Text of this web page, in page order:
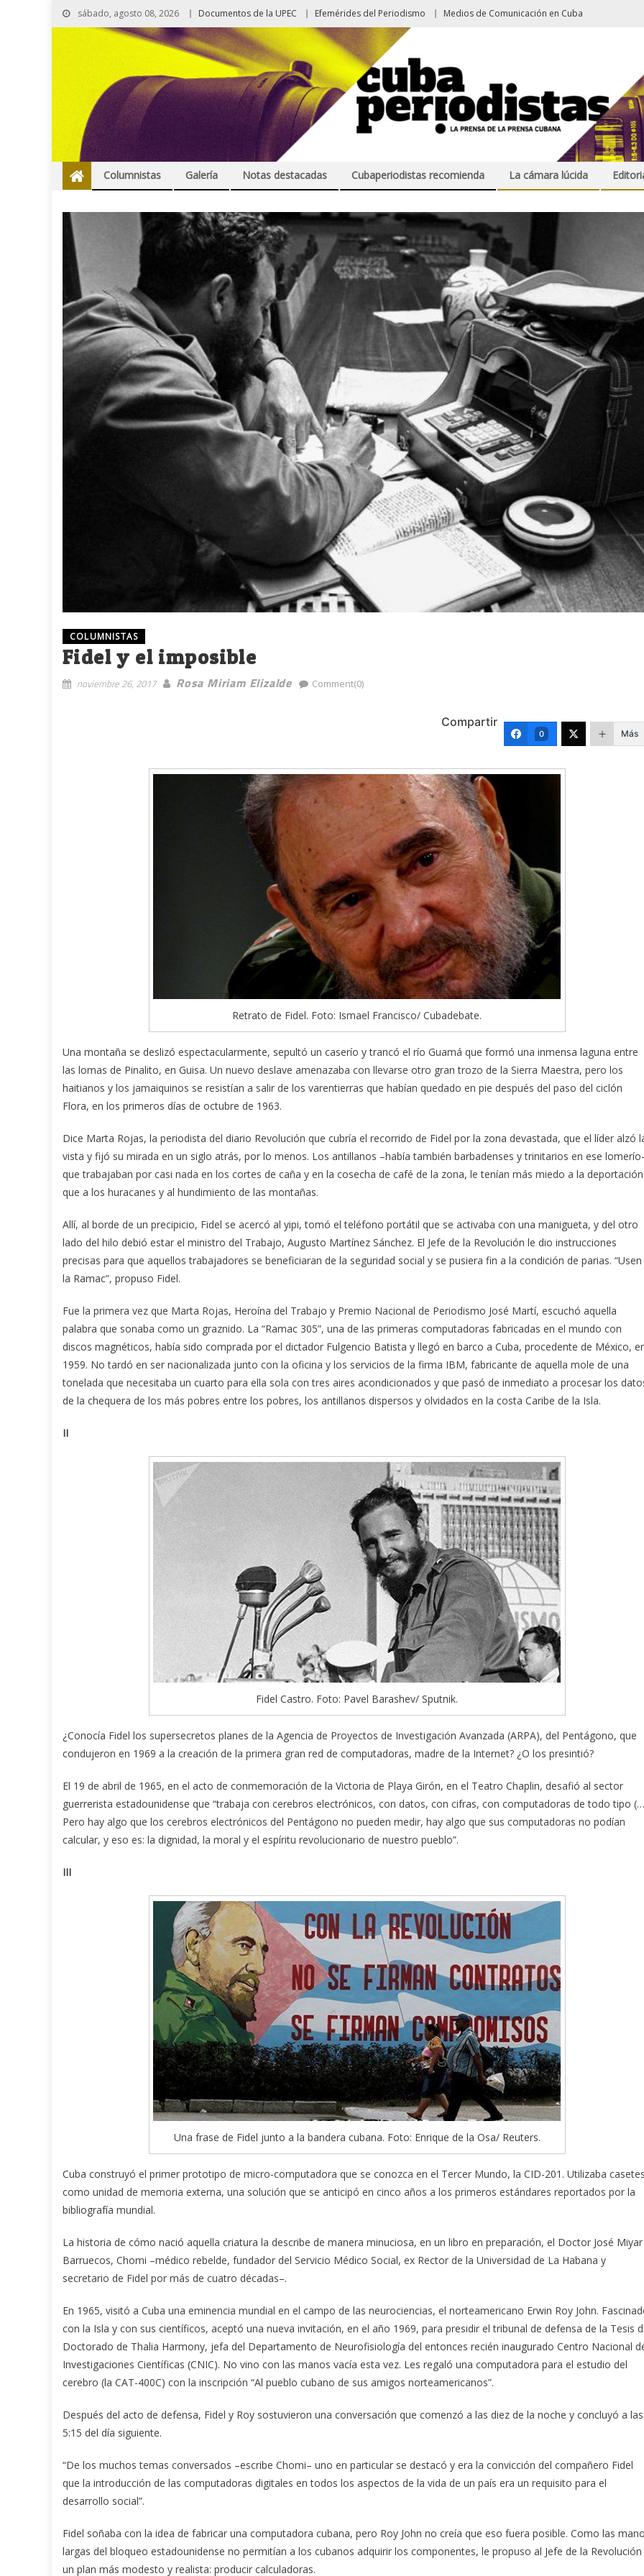
sábado, agosto 08, 2026 Documentos de la UPEC Efemérides del Periodismo Medios de Comunicación en Cuba
Columnistas Galería Notas destacadas Cubaperiodistas recomienda La cámara lúcida
COLUMNISTAS
Fidel y el imposible
noviembre 26, 2017 Rosa Miriam Elizalde Comment(0)
Compartir
0 Más
Retrato de Fidel. Foto: Ismael Francisco/ Cubadebate.
Una montaña se deslizó espectacularmente, sepultó un caserío y trancó el río Guamá que formó una inmensa laguna entre
las lomas de Pinalito, en Guisa. Un nuevo deslave amenazaba con llevarse otro gran trozo de la Sierra Maestra, pero los
haitianos y los jamaiquinos se resistían a salir de los varentierras que habían quedado en pie después del paso del ciclón
Flora, en los primeros días de octubre de 1963.
Dice Marta Rojas, la periodista del diario Revolución que cubría el recorrido de Fidel por la zona devastada, que el líder alzó
vista y fijó su mirada en un siglo atrás, por lo menos. Los antillanos –había también barbadenses y trinitarios en ese
que trabajaban por casi nada en los cortes de caña y en la cosecha de café de la zona, le tenían más miedo a la deportación
que a los huracanes y al hundimiento de las montañas.
Allí, al borde de un precipicio, Fidel se acercó al yipi, tomó el teléfono portátil que se activaba con una manigueta, y del otro
lado del hilo debió estar el ministro del Trabajo, Augusto Martínez Sánchez. El Jefe de la Revolución le dio instrucciones
precisas para que aquellos trabajadores se beneficiaran de la seguridad social y se pusiera fin a la condición de parias. “Usen
la Ramac”, propuso Fidel.
Fue la primera vez que Marta Rojas, Heroína del Trabajo y Premio Nacional de Periodismo José Martí, escuchó aquella
palabra que sonaba como un graznido. La “Ramac 305”, una de las primeras computadoras fabricadas en el mundo con
discos magnéticos, había sido comprada por el dictador Fulgencio Batista y llegó en barco a Cuba, procedente de México,
1959. No tardó en ser nacionalizada junto con la oficina y los servicios de la firma IBM, fabricante de aquella mole de una
tonelada que necesitaba un cuarto para ella sola con tres aires acondicionados y que pasó de inmediato a procesar los
de la chequera de los más pobres entre los pobres, los antillanos dispersos y olvidados en la costa Caribe de la Isla.
II
Fidel Castro. Foto: Pavel Barashev/ Sputnik.
¿Conocía Fidel los supersecretos planes de la Agencia de Proyectos de Investigación Avanzada (ARPA), del Pentágono, que
condujeron en 1969 a la creación de la primera gran red de computadoras, madre de la Internet? ¿O los presintió?
El 19 de abril de 1965, en el acto de conmemoración de la Victoria de Playa Girón, en el Teatro Chaplin, desafió al sector
guerrerista estadounidense que “trabaja con cerebros electrónicos, con datos, con cifras, con computadoras de todo tipo
Pero hay algo que los cerebros electrónicos del Pentágono no pueden medir, hay algo que sus computadoras no podían
calcular, y eso es: la dignidad, la moral y el espíritu revolucionario de nuestro pueblo”.
III
Una frase de Fidel junto a la bandera cubana. Foto: Enrique de la Osa/ Reuters.
Cuba construyó el primer prototipo de micro-computadora que se conozca en el Tercer Mundo, la CID-201. Utilizaba
como unidad de memoria externa, una solución que se anticipó en cinco años a los primeros estándares reportados por la
bibliografía mundial.
La historia de cómo nació aquella criatura la describe de manera minuciosa, en un libro en preparación, el Doctor José Miyar
Barruecos, Chomi –médico rebelde, fundador del Servicio Médico Social, ex Rector de la Universidad de La Habana y
secretario de Fidel por más de cuatro décadas–.
En 1965, visitó a Cuba una eminencia mundial en el campo de las neurociencias, el norteamericano Erwin Roy John.
con la Isla y con sus científicos, aceptó una nueva invitación, en el año 1969, para presidir el tribunal de defensa de la Tesis
Doctorado de Thalia Harmony, jefa del Departamento de Neurofisiología del entonces recién inaugurado Centro Nacional
Investigaciones Científicas (CNIC). No vino con las manos vacía esta vez. Les regaló una computadora para el estudio del
cerebro (la CAT-400C) con la inscripción “Al pueblo cubano de sus amigos norteamericanos”.
Después del acto de defensa, Fidel y Roy sostuvieron una conversación que comenzó a las diez de la noche y concluyó a las
5:15 del día siguiente.
“De los muchos temas conversados –escribe Chomi– uno en particular se destacó y era la convicción del compañero Fidel
que la introducción de las computadoras digitales en todos los aspectos de la vida de un país era un requisito para el
desarrollo social”.
Fidel soñaba con la idea de fabricar una computadora cubana, pero Roy John no creía que eso fuera posible. Como las
largas del bloqueo estadounidense no permitían a los cubanos adquirir los componentes, le propuso al Jefe de la Revolución
un plan más modesto y realista: producir calculadoras.